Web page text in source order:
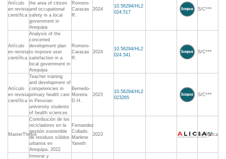
Artículo
en revista
científica
the area of citizen
and occupational
safety in a local
government in
Arequipa
Romero-
Carazas
R.
2024
10.56294/HL2
024.517
S/C***
Artículo
en revista
científica
Analysis of the
concerted
development plan
to improve user
satisfaction in a
local government in
Arequipa
Romero-
Carazas
R.
2024
10.56294/HL2
024.541
S/C***
Artículo
en revista
científica
Teacher training
and development of
competencies in
primary health care
in Peruvian
university students
of health sciences
Bernedo-
Moreira
D.H.
2023
10.56294/HL2
023265
S/C***
MasterThesis
Contribución de los
recicladores en la
gestión sostenible
de residuos sólidos
urbanos en
Arequipa, 2022
Fernandez
Collado,
Marlene
Yaneth
2023 No Aplica
Innovar y